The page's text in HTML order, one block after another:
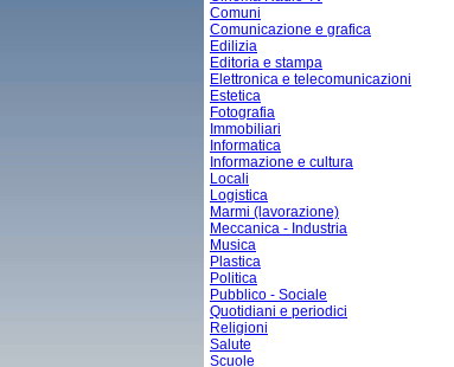
Comuni
Comunicazione e grafica
Edilizia
Editoria e stampa
Elettronica e telecomunicazioni
Estetica
Fotografia
Immobiliari
Informatica
Informazione e cultura
Locali
Logistica
Marmi (lavorazione)
Meccanica - Industria
Musica
Plastica
Politica
Pubblico - Sociale
Quotidiani e periodici
Religioni
Salute
Scuole